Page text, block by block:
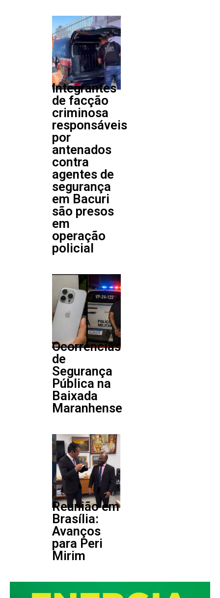
Integrantes
de facção
criminosa
responsáveis
por
antenados
contra
agentes de
segurança
em Bacuri
são presos
em
operação
policial
Ocorrências
de
Segurança
Pública na
Baixada
Maranhense
Reunião em
Brasília:
Avanços
para Peri
Mirim